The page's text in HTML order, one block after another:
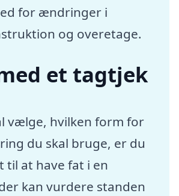
for ændringer i
og overetage.
et tagtjek
vælge, hvilken form for
du skal bruge, er du
til at have fat i en
kan vurdere standen